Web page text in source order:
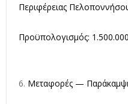
Περιφέρειας
Προϋπολογισμός:
Μεταφορές —